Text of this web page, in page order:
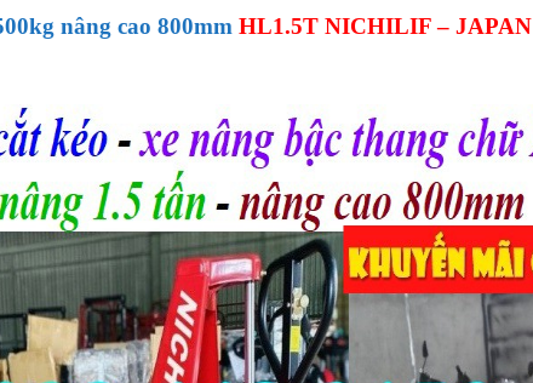
nâng cao 800mm HL1.5T NICHILIF – JAPAN